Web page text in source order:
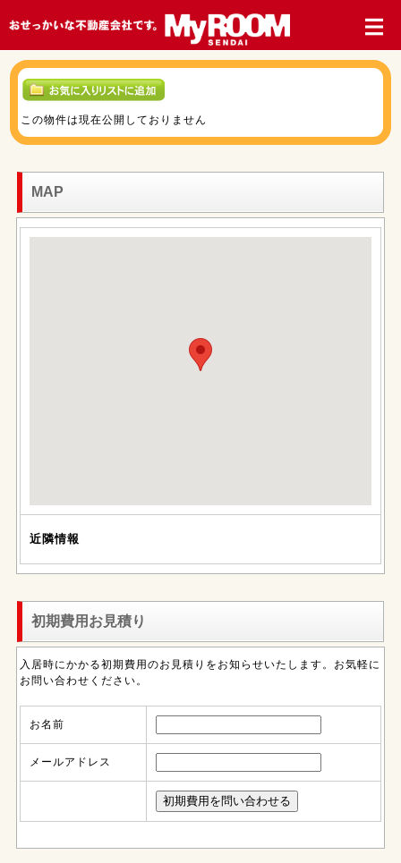
この物件は現在公開しておりません
MAP
近隣情報
初期費用お見積り
入居時にかかる初期費用のお見積りをお知らせいたします。お気軽に
お問い合わせください。
お名前
メールアドレス